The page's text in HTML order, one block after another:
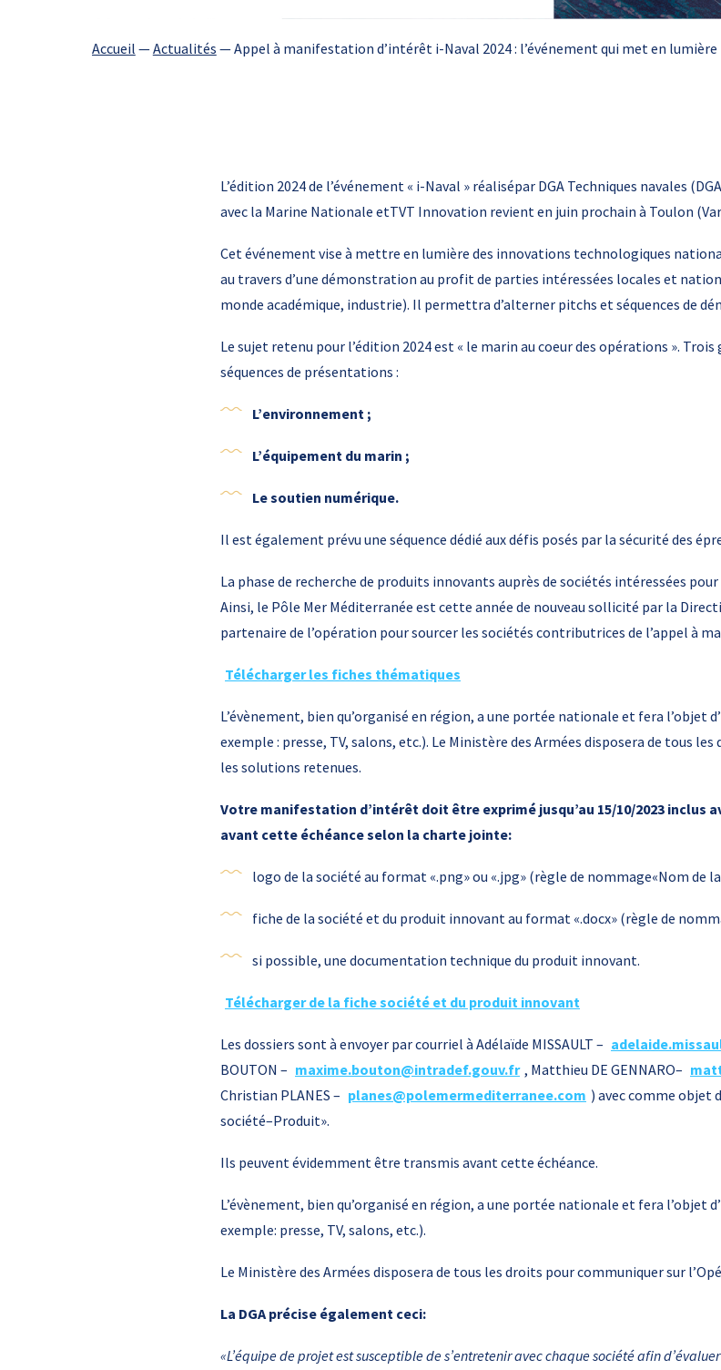
Accueil —Actualités —Appel à manifestation d’intérêt i-Naval 2024 : l’événement qui met en
L’édition 2024 de l’événement « i-Naval » réalisépar DGA Techniques navales
avec la Marine Nationale etTVT Innovation revient en juin prochain à Toulon
Cet événement vise à mettre en lumière des innovations technologiques
au travers d’une démonstration au profit de parties intéressées locales et
monde académique, industrie). Il permettra d’alterner pitchs et séquences de
Le sujet retenu pour l’édition 2024 est « le marin au coeur des opérations ».
séquences de présentations :
L’environnement ;
L’équipement du marin ;
Le soutien numérique.
Il est également prévu une séquence dédié aux défis posés par la sécurité des
La phase de recherche de produits innovants auprès de sociétés intéressées
Ainsi, le Pôle Mer Méditerranée est cette année de nouveau sollicité par la
partenaire de l’opération pour sourcer les sociétés contributrices de l’appel à
Télécharger les fiches thématiques
L’évènement, bien qu’organisé en région, a une portée nationale et fera l’objet
exemple : presse, TV, salons, etc.). Le Ministère des Armées disposera de tous
les solutions retenues.
Votre manifestation d’intérêt doit être exprimé jusqu’au 15/10/2023 inclus
avant cette échéance selon la charte jointe:
logo de la société au format «.png» ou «.jpg» (règle de nommage«Nom de
fiche de la société et du produit innovant au format «.docx» (règle de
si possible, une documentation technique du produit innovant.
Télécharger de la fiche société et du produit innovant
Les dossiers sont à envoyer par courriel à Adélaïde MISSAULT –
BOUTON – maxime.bouton@intradef.gouv.fr , Matthieu DE GENNARO–
Christian PLANES – planes@polemermediterranee.com ) avec comme objet
société–Produit».
Ils peuvent évidemment être transmis avant cette échéance.
L’évènement, bien qu’organisé en région, a une portée nationale et fera l’objet
exemple: presse, TV, salons, etc.).
Le Ministère des Armées disposera de tous les droits pour communiquer sur
La DGA précise également ceci:
«L’équipe de projet est susceptible de s’entretenir avec chaque société afin